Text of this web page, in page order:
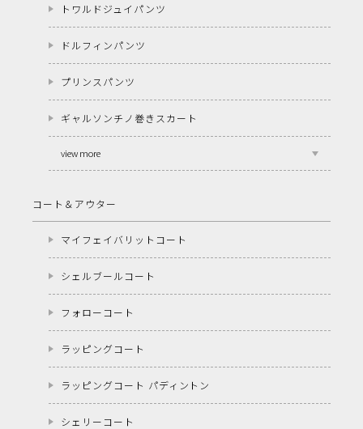
トワルドジュイパンツ
ドルフィンパンツ
プリンスパンツ
ギャルソンチノ巻きスカート
view more
コート＆アウター
マイフェイバリットコート
シェルブールコート
フォローコート
ラッピングコート
ラッピングコート パディントン
シェリーコート